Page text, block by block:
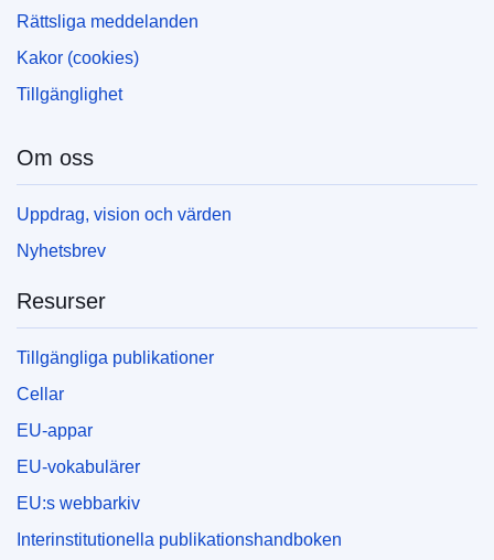
Rättsliga meddelanden
Kakor (cookies)
Tillgänglighet
Om oss
Uppdrag, vision och värden
Nyhetsbrev
Resurser
Tillgängliga publikationer
Cellar
EU-appar
EU-vokabulärer
EU:s webbarkiv
Interinstitutionella publikationshandboken